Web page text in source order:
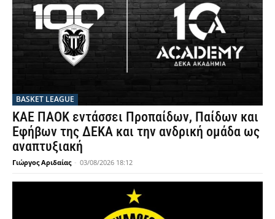
BASKET LEAGUE
ΚΑΕ ΠΑΟΚ εντάσσει Προπαίδων, Παίδων και
Εφήβων της ΔΕΚΑ και την ανδρική ομάδα ως
αναπτυξιακή
Γιώργος Αριδαίας - 03/08/2026 18:12